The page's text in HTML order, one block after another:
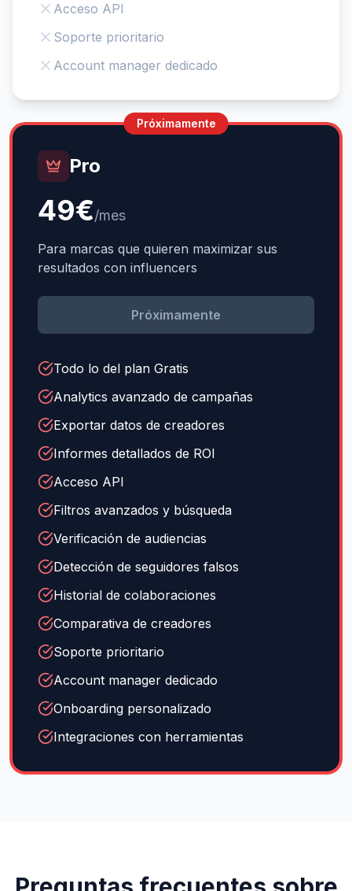
Acceso API
Soporte prioritario
Account manager dedicado
Próximamente
Pro
49€/mes
Para marcas que quieren maximizar sus
resultados con influencers
Próximamente
Todo lo del plan Gratis
Analytics avanzado de campañas
Exportar datos de creadores
Informes detallados de ROI
Acceso API
Filtros avanzados y búsqueda
Verificación de audiencias
Detección de seguidores falsos
Historial de colaboraciones
Comparativa de creadores
Soporte prioritario
Account manager dedicado
Onboarding personalizado
Integraciones con herramientas